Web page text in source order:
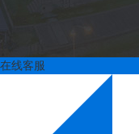
在线客服